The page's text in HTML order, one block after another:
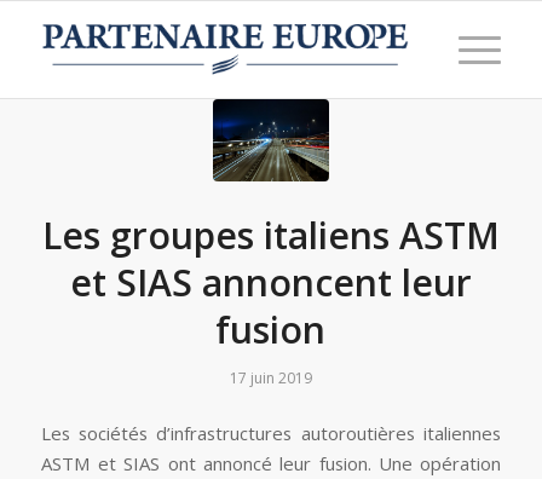
Les groupes italiens ASTM
et SIAS annoncent leur
fusion
17 juin 2019
Les sociétés d’infrastructures autoroutières italiennes
ASTM et SIAS ont annoncé leur fusion. Une opération